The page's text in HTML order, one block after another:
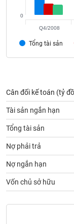
Tổng tài sản
0
Q4/2008
Cân đối kế toán (tỷ
Tài sản ngắn hạn
Tổng tài sản
Nợ phải trả
Nợ ngắn hạn
Vốn chủ sở hữu
cụ
đầu
tư
Truyền
thông
tài
chính